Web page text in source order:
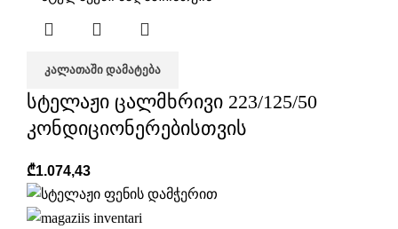
ᲙᲐᲚᲐᲗᲐᲨᲘ ᲓᲐᲛᲐᲢᲔᲑᲐ
სტელაჟი ცალმხრივი 223/125/50
კონდიციონერებისთვის
₾1.074,43